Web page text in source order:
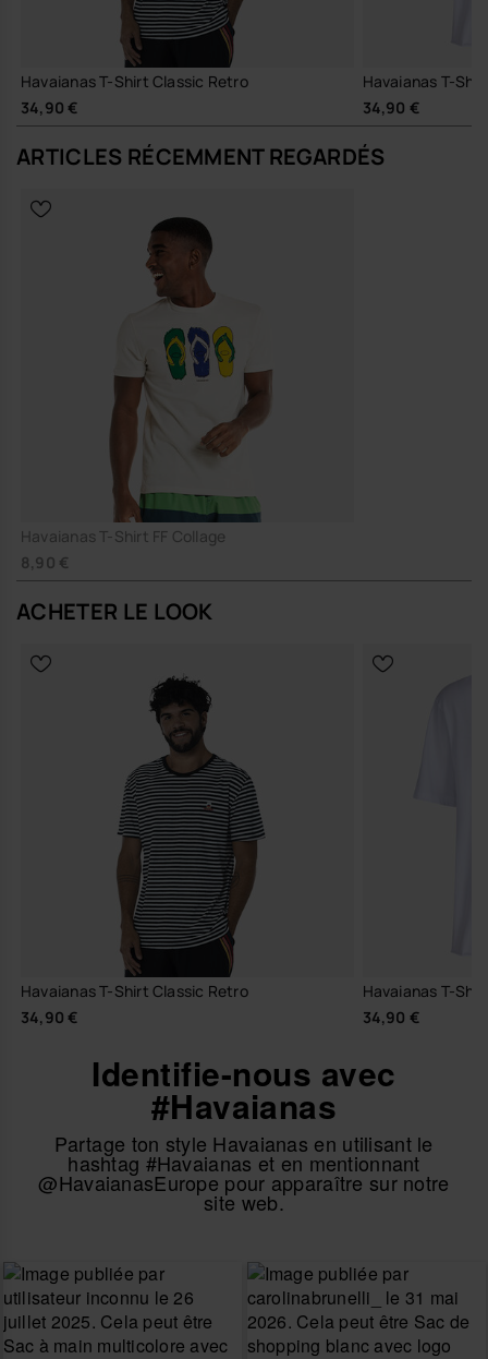
Havaianas T-Shirt Classic Retro
34,90 €
Havaianas T-
34,90 €
ARTICLES RÉCEMMENT REGARDÉS
Havaianas T-Shirt FF Collage
8,90 €
ACHETER LE LOOK
Havaianas T-Shirt Classic Retro
34,90 €
Havaianas T-
34,90 €
Identifie-nous avec
#Havaianas
Partage ton style Havaianas en utilisant le
hashtag #Havaianas et en mentionnant
@HavaianasEurope pour apparaître sur notre
site web.